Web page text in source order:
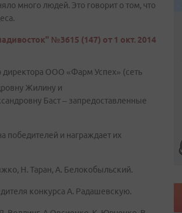
много людей. Это говорит о том, что
№3615 (147) от 1 окт. 2014
директора ООО «Фарм Успех» (сеть
Жилину и
Баст – запредоставленные
победителей и награждает их
Н. Таран, А. Белокобыльский.
конкурса А. Радашевскую.